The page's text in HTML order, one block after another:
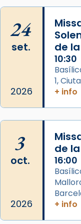
duració
processó
del temple
Des de 1985
diablesses
gran a Mataró.
«Si vols saber
2 weeks ago
Jaume, fill de
seu germà
acompanyava
24
set.
2026
de
10:30
1,
+ info
3
oct.
2026
de
16:00
+ info